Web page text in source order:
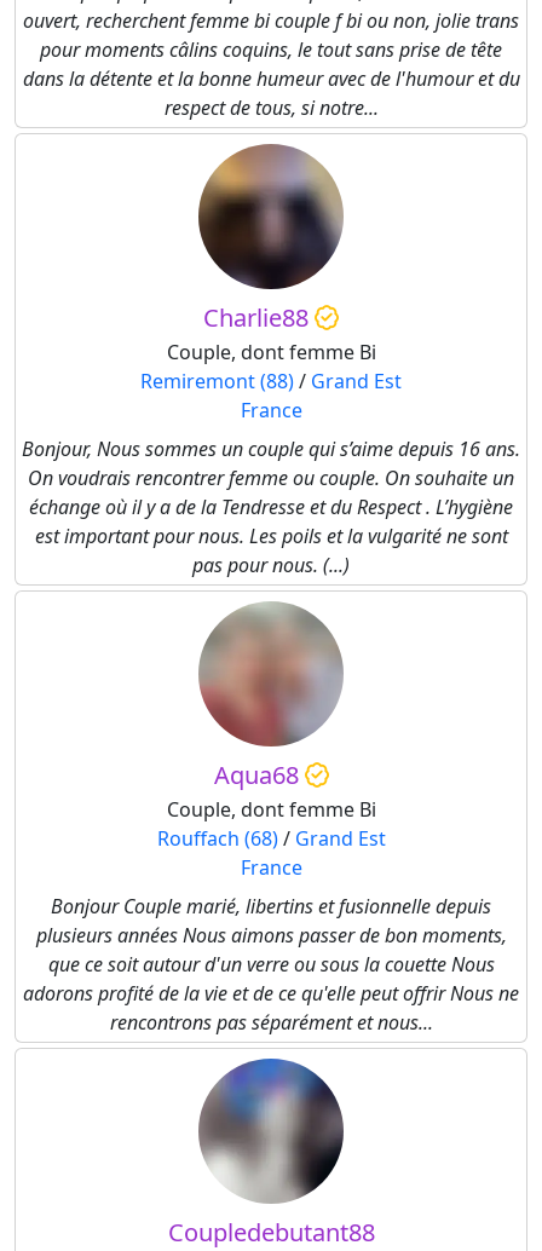
ouvert, recherchent femme bi couple f bi ou non, jolie trans
pour moments câlins coquins, le tout sans prise de tête
dans la détente et la bonne humeur avec de l'humour et du
respect de tous, si notre...
Charlie88
Couple, dont femme Bi
Remiremont (88)/ Grand Est
France
Bonjour, Nous sommes un couple qui s’aime depuis 16 ans.
On voudrais rencontrer femme ou couple. On souhaite un
échange où il y a de la Tendresse et du Respect . L’hygiène
est important pour nous. Les poils et la vulgarité ne sont
pas pour nous. (...)
Aqua68
Couple, dont femme Bi
Rouffach (68)/ Grand Est
France
Bonjour Couple marié, libertins et fusionnelle depuis
plusieurs années Nous aimons passer de bon moments,
que ce soit autour d'un verre ou sous la couette Nous
adorons profité de la vie et de ce qu'elle peut offrir Nous ne
rencontrons pas séparément et nous...
Coupledebutant88